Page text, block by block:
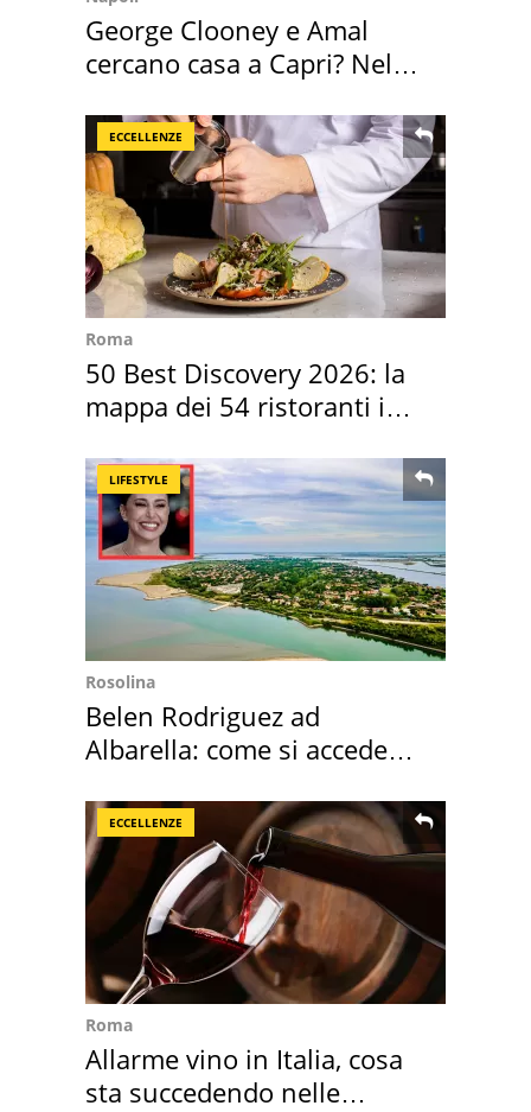
George Clooney e Amal
cercano casa a Capri? Nel
ECCELLENZE
Roma
50 Best Discovery 2026: la
mappa dei 54 ristoranti in
LIFESTYLE
Rosolina
Belen Rodriguez ad
Albarella: come si accede
ECCELLENZE
Roma
Allarme vino in Italia, cosa
sta succedendo nelle